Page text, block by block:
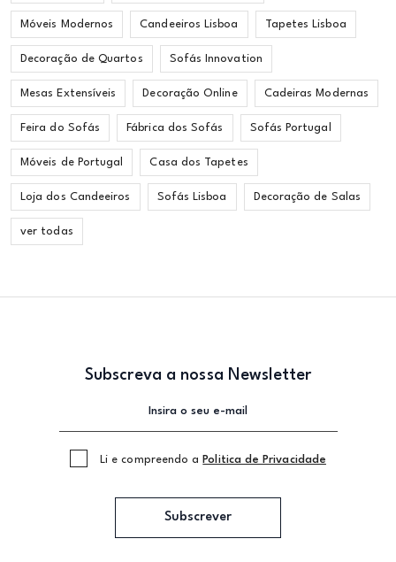
Móveis Modernos Candeeiros Lisboa Tapetes Lisboa
Decoração de Quartos Sofás Innovation
Mesas Extensíveis Decoração Online Cadeiras Modernas
Feira do Sofás Fábrica dos Sofás Sofás Portugal
Móveis de Portugal Casa dos Tapetes
Loja dos Candeeiros Sofás Lisboa Decoração de Salas
ver todas
Subscreva a nossa Newsletter
Li e compreendo a Politica de Privacidade
Subscrever